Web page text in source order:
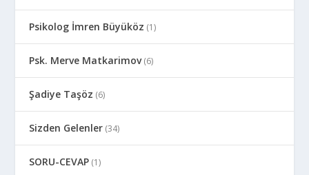
Psikolog İmren Büyüköz (1)
Psk. Merve Matkarimov(6)
Şadiye Taşöz (6)
Sizden Gelenler (34)
SORU-CEVAP (1)